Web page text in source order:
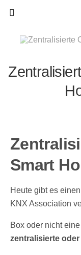
Smart
Heute gibt es
KNX Association
Box oder nicht
zentralisierte